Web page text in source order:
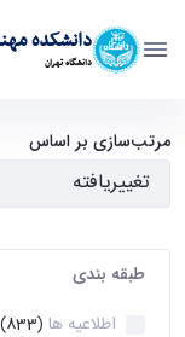
دانشکده
دانشگاه تهران
کامپیوتر
مرتب‌سازی بر اساس
طبقه بندی
اطلاعیه ها (833)